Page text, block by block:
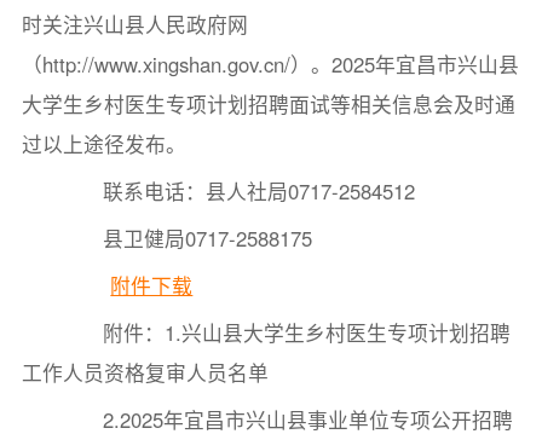
时关注兴山县人民政府网
（http://www.xingshan.gov.cn/）。2025年宜昌市兴山县
大学生乡村医生专项计划招聘面试等相关信息会及时通
过以上途径发布。
联系电话：县人社局0717-2584512
县卫健局0717-2588175
附件下载
附件：1.兴山县大学生乡村医生专项计划招聘
工作人员资格复审人员名单
2.2025年宜昌市兴山县事业单位专项公开招聘